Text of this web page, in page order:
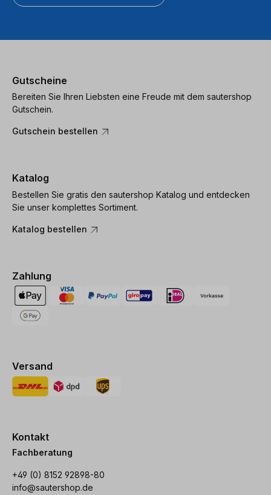
Gutscheine
Bereiten Sie Ihren Liebsten eine Freude mit dem sautershop
Gutschein.
Gutschein bestellen
Katalog
Bestellen Sie gratis den sautershop Katalog und entdecken
Sie unser komplettes Sortiment.
Katalog bestellen
Zahlung
Versand
Kontakt
Fachberatung
+49 (0) 8152 92898-80
info@sautershop.de